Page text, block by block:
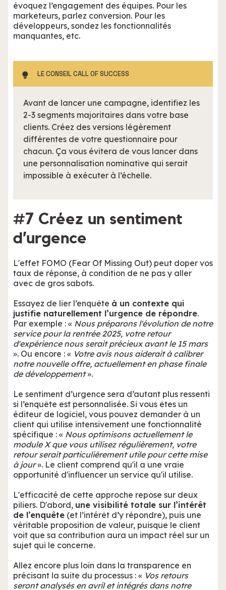
évoquez l’engagement des équipes. Pour les
marketeurs, parlez conversion. Pour les
développeurs, sondez les fonctionnalités
manquantes, etc.
LE CONSEIL CALL OF SUCCESS
Avant de lancer une campagne, identifiez les
2-3 segments majoritaires dans votre base
clients. Créez des versions légèrement
différentes de votre questionnaire pour
chacun. Ça vous évitera de vous lancer dans
une personnalisation nominative qui serait
impossible à exécuter à l’échelle.
#7 Créez un sentiment
d’urgence
L'effet FOMO (Fear Of Missing Out) peut doper vos
taux de réponse, à condition de ne pas y aller
avec de gros sabots.
Essayez de lier l’enquête à un contexte qui
justifie naturellement l’urgence de répondre.
Par exemple : « Nous préparons l'évolution de notre
service pour la rentrée 2025, votre retour
d'expérience nous serait précieux avant le 15 mars
». Ou encore : « Votre avis nous aiderait à calibrer
notre nouvelle offre, actuellement en phase finale
de développement».
Le sentiment d’urgence sera d’autant plus ressenti
si l’enquête est personnalisée. Si vous êtes un
éditeur de logiciel, vous pouvez demander à un
client qui utilise intensivement une fonctionnalité
spécifique : « Nous optimisons actuellement le
module X que vous utilisez régulièrement, votre
retour serait particulièrement utile pour cette mise
à jour». Le client comprend qu'il a une vraie
opportunité d'influencer un service qu'il utilise.
L'efficacité de cette approche repose sur deux
piliers. D'abord, une visibilité totale sur l’intérêt
de l’enquête (et l’intérêt d’y répondre), puis une
véritable proposition de valeur, puisque le client
voit que sa contribution aura un impact réel sur un
sujet qui le concerne.
Allez encore plus loin dans la transparence en
précisant la suite du processus : « Vos retours
seront analysés en avril et intégrés dans notre